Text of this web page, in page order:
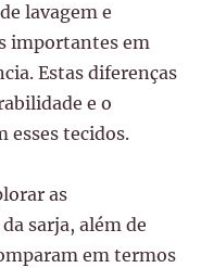
lavagem e
importantes em
Estas diferenças
e o
esses tecidos.
as
sarja, além de
em termos